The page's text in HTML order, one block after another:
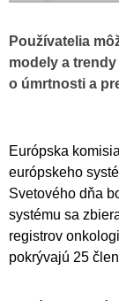
Používatelia
modely a
o úmrtnosti a
Európska
európskeho
Svetového dňa
systému sa
registrov
pokrývajú 25